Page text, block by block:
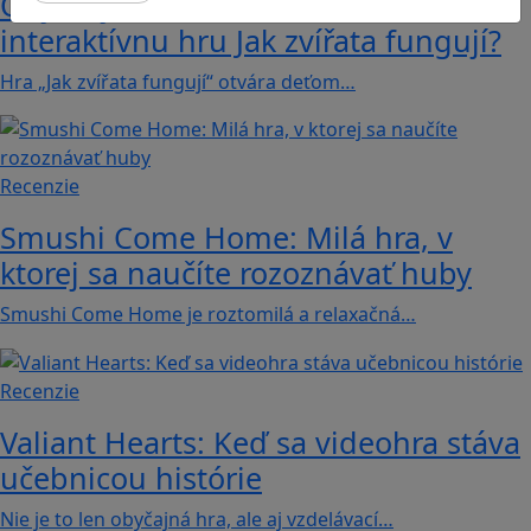
interaktívnu hru Jak zvířata fungují?
Hra „Jak zvířata fungují“ otvára deťom…
Recenzie
Smushi Come Home: Milá hra, v
ktorej sa naučíte rozoznávať huby
Smushi Come Home je roztomilá a relaxačná…
Recenzie
Valiant Hearts: Keď sa videohra stáva
učebnicou histórie
Nie je to len obyčajná hra, ale aj vzdelávací…